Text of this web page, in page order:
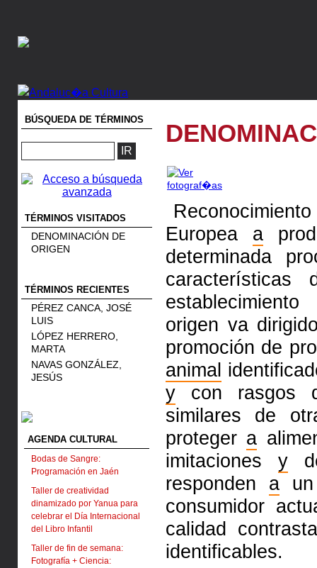
BÚSQUEDA DE TÉRMINOS
TÉRMINOS VISITADOS
DENOMINACIÓN DE
ORIGEN
TÉRMINOS RECIENTES
PÉREZ CANCA, JOSÉ
LUIS
LÓPEZ HERRERO,
MARTA
NAVAS GONZÁLEZ,
JESÚS
AGENDA CULTURAL
Bodas de Sangre:
Programación en Jaén
Taller de creatividad
dinamizado por Yanua para
celebrar el Día Internacional
del Libro Infantil
Taller de fin de semana:
Fotografía + Ciencia:
Europea a
determinada
características
origen va
promoción de
animal
y con rasgos
similares de
proteger a
imitacionesy
responden a
consumidor
calidad
identificables.